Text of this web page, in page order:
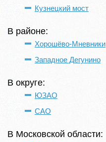
Кузнецкий мост
В районе:
Хорошёво-Мневники
Западное Дегунино
В округе:
ЮЗАО
САО
В Московской области: